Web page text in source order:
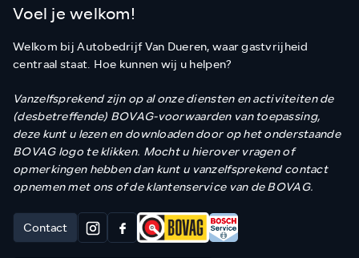
Voel je welkom!
Welkom bij Autobedrijf Van Dueren, waar gastvrijheid
centraal staat. Hoe kunnen wij u helpen?
Vanzelfsprekend zijn op al onze diensten en activiteiten de
(desbetreffende) BOVAG-voorwaarden van toepassing,
deze kunt u lezen en downloaden door op het onderstaande
BOVAG logo te klikken. Mocht u hierover vragen of
opmerkingen hebben dan kunt u vanzelfsprekend contact
opnemen met ons of de klantenservice van de BOVAG.
Contact